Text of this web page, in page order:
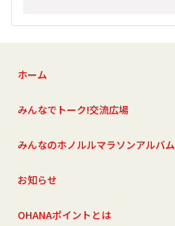
ホーム
みんなでトーク!交流広場
みんなのホノルルマラソンアルバム
お知らせ
OHANAポイントとは